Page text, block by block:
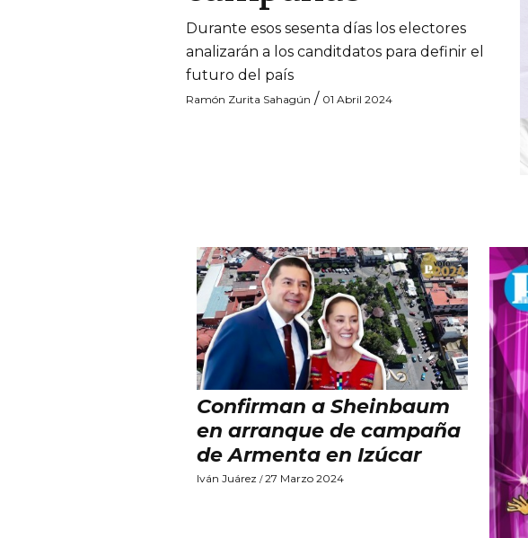
Durante esos sesenta días los electores
analizarán a los canditdatos para definir el
futuro del país
Ramón Zurita Sahagún / 01 Abril 2024
Confirman a Sheinbaum
en arranque de campaña
de Armenta en Izúcar
Iván Juárez /27 Marzo 2024